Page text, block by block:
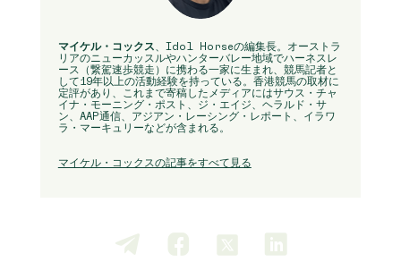
マイケル・コックス 、Idol Horseの編集長。オーストラ
リアのニューカッスルやハンターバレー地域でハーネスレ
ース（繋駕速歩競走）に携わる一家に生まれ、競馬記者と
して19年以上の活動経験を持っている。香港競馬の取材に
定評があり、これまで寄稿したメディアにはサウス・チャ
イナ・モーニング・ポスト、ジ・エイジ、ヘラルド・サ
ン、AAP通信、アジアン・レーシング・レポート、イラワ
ラ・マーキュリーなどが含まれる。
マイケル・コックスの記事をすべて見る